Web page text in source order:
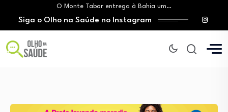
O Monte Tabor entrega à Bahia um…
Mitos sobre a testosterona colocam em risco…
Insanidade com criança vulnerável
Lei prorroga uso do FGTS em hospitais…
Brasil registra alta taxa de diagnósticos tardios…
Siga o Olho na Saúde no Instagram